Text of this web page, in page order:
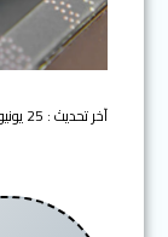
آخر تحديث : 25 يونيو، 2026